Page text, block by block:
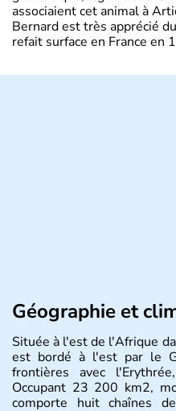
associaient cet animal à
Bernard est très apprécié
refait surface en France en
Géographie et
Située à l'est de l'Afrique
est bordé à l'est par le
frontières avec
Occupant 23 200 km2,
comporte huit chaînes